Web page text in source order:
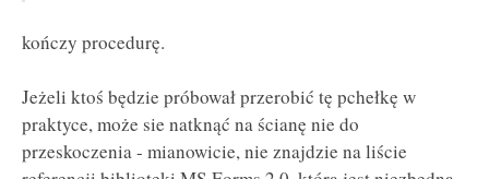
kończy procedurę.
Jeżeli ktoś będzie próbował przerobić tę pchełkę w
praktyce, może sie natknąć na ścianę nie do
przeskoczenia - mianowicie, nie znajdzie na liście